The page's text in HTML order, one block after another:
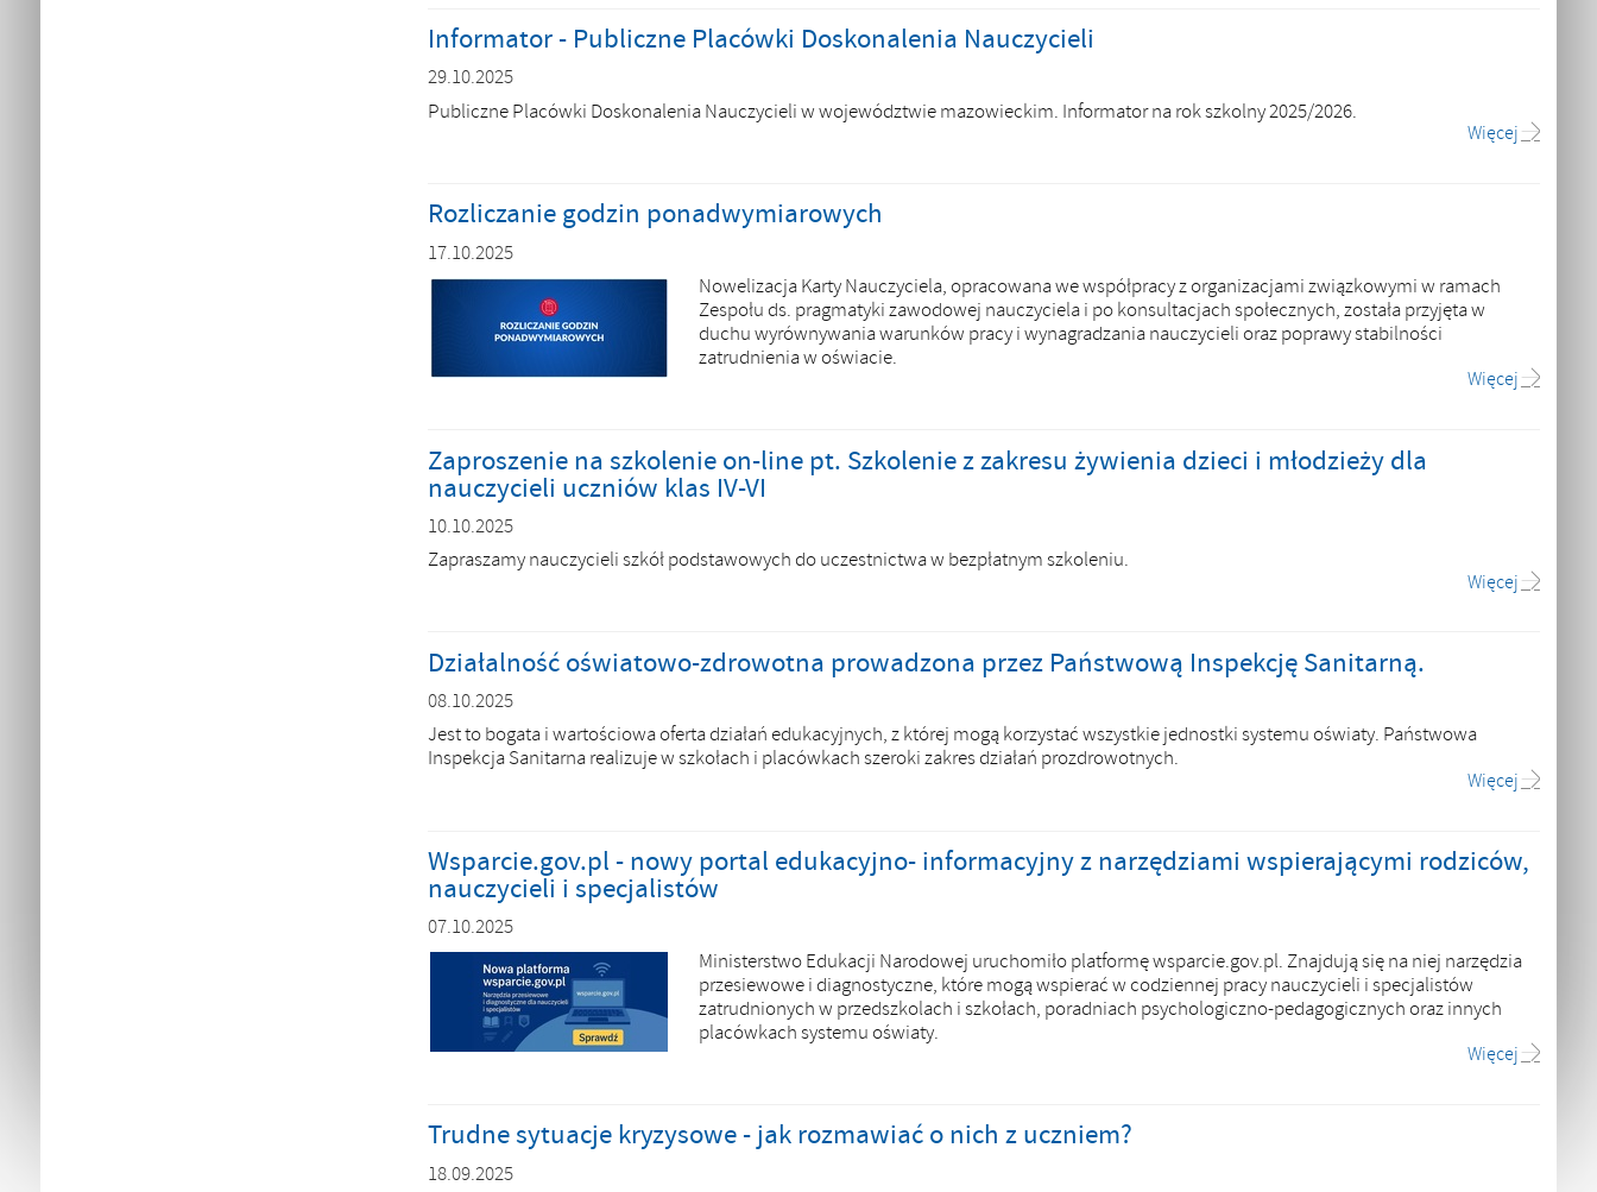
Informator - Publiczne Placówki Doskonalenia Nauczycieli
29.10.2025
Publiczne Placówki Doskonalenia Nauczycieli w województwie mazowieckim. Informator na rok szkolny 2025/2026.
Więcej
Rozliczanie godzin ponadwymiarowych
17.10.2025
Nowelizacja Karty Nauczyciela, opracowana we współpracy z organizacjami związkowymi w ramach
Zespołu ds. pragmatyki zawodowej nauczyciela i po konsultacjach społecznych, została przyjęta w
duchu wyrównywania warunków pracy i wynagradzania nauczycieli oraz poprawy stabilności
zatrudnienia w oświacie.
Więcej
Zaproszenie na szkolenie on-line pt. Szkolenie z zakresu żywienia dzieci i młodzieży dla
nauczycieli uczniów klas IV-VI
10.10.2025
Zapraszamy nauczycieli szkół podstawowych do uczestnictwa w bezpłatnym szkoleniu.
Więcej
Działalność oświatowo-zdrowotna prowadzona przez Państwową Inspekcję Sanitarną.
08.10.2025
Jest to bogata i wartościowa oferta działań edukacyjnych, z której mogą korzystać wszystkie jednostki systemu oświaty. Państwowa
Inspekcja Sanitarna realizuje w szkołach i placówkach szeroki zakres działań prozdrowotnych.
Więcej
Wsparcie.gov.pl - nowy portal edukacyjno- informacyjny z narzędziami wspierającymi rodziców,
nauczycieli i specjalistów
07.10.2025
Ministerstwo Edukacji Narodowej uruchomiło platformę wsparcie.gov.pl. Znajdują się na niej narzędzia
przesiewowe i diagnostyczne, które mogą wspierać w codziennej pracy nauczycieli i specjalistów
zatrudnionych w przedszkolach i szkołach, poradniach psychologiczno-pedagogicznych oraz innych
placówkach systemu oświaty.
Więcej
Trudne sytuacje kryzysowe - jak rozmawiać o nich z uczniem?
18.09.2025